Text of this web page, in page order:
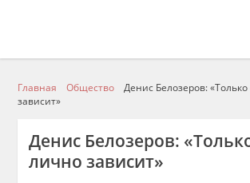
Главная Общество
Денис Белозеров:
зависит»
Денис Белозеров:
лично зависит»